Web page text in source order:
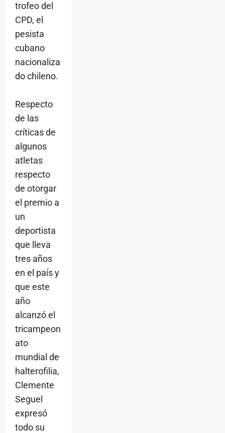
trofeo del
CPD, el
pesista
cubano
nacionaliza
do chileno.
Respecto
de las
críticas de
algunos
atletas
respecto
de otorgar
el premio a
un
deportista
que lleva
tres años
en el país y
que este
año
alcanzó el
tricampeon
ato
mundial de
halterofilia,
Clemente
Seguel
expresó
todo su